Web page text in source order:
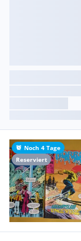
Noch 4 Tage
Reserviert